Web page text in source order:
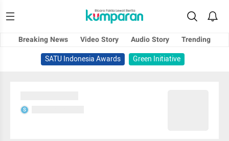
Breaking News Video Story Audio Story
Trending
SATU Indonesia Awards
Green Initiative
S